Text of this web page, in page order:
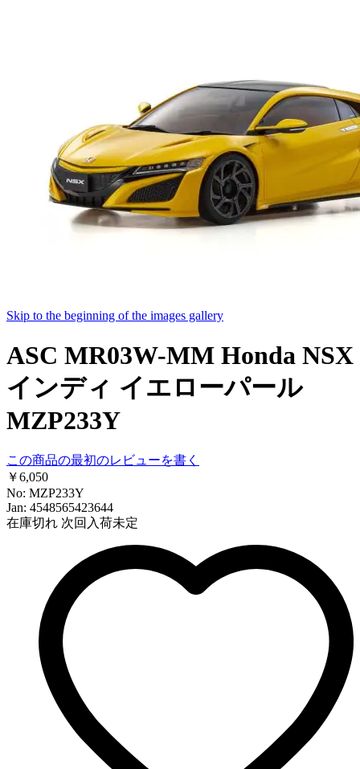
Skip to the beginning of the images gallery
ASC MR03W-MM Honda NSX
インディ イエローパール
MZP233Y
この商品の最初のレビューを書く
￥6,050
No: MZP233Y
Jan: 4548565423644
在庫切れ 次回入荷未定